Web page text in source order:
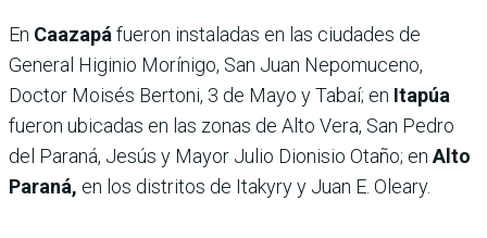
En Caazapá fueron instaladas en las ciudades de
General Higinio Morínigo, San Juan Nepomuceno,
Doctor Moisés Bertoni, 3 de Mayo y Tabaí; en Itapúa
fueron ubicadas en las zonas de Alto Vera, San Pedro
del Paraná, Jesús y Mayor Julio Dionisio Otaño; en Alto
Paraná, en los distritos de Itakyry y Juan E. Oleary.